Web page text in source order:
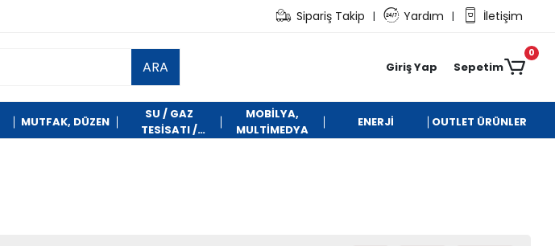
Sipariş Takip | Yardım | İletişim
ARA Giriş Yap Sepetim
0
MUTFAK, DÜZEN
SU / GAZ
TESİSATI /
MOBİLYA,
MULTİMEDYA
ENERJİ OUTLET ÜRÜNLER